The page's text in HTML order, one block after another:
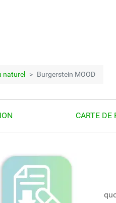
naturel Burgerstein MOOD
CARTE DE